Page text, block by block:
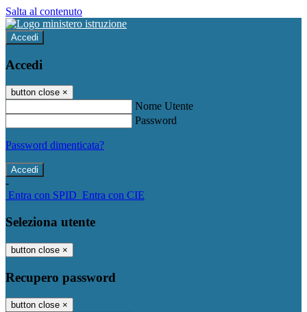
Salta al contenuto
Accedi
Accedi
button close ×
Nome Utente
Password
Password dimenticata?
-
Entra con SPID Entra con CIE
Seleziona utente
button close ×
Recupero password
button close ×